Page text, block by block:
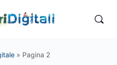
» Pagina 2